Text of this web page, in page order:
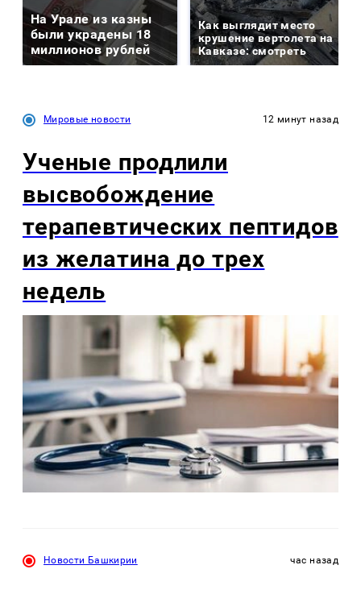
На Урале из казны
были украдены 18
миллионов рублей
Как выглядит место
крушение вертолета на
Кавказе: смотреть
Мировые новости 12 минут назад
Ученые продлили
высвобождение
терапевтических пептидов
из желатина до трех
недель
Новости Башкирии час назад